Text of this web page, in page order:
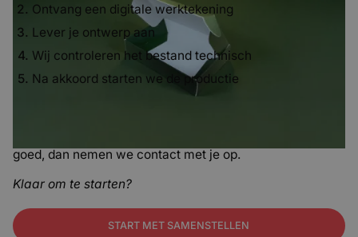
Ontvang een digitale werktekening
Lever je ontwerp aan
Wij controleren het bestand technisch
Na akkoord starten we de productie
goed, dan nemen we contact met je op.
Klaar om te starten?
START MET SAMENSTELLEN